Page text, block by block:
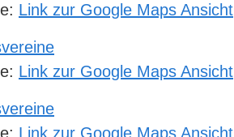
Link zur Google Maps Ansicht
Link zur Google Maps Ansicht
Link zur Google Maps Ansicht